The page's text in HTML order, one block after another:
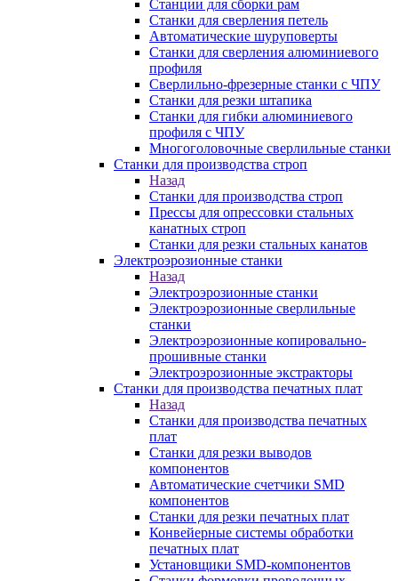
Станции для сборки рам
Станки для сверления петель
Автоматические шуруповерты
Станки для сверления алюминиевого
профиля
Сверлильно-фрезерные станки с ЧПУ
Станки для резки штапика
Станки для гибки алюминиевого
профиля с ЧПУ
Многоголовочные сверлильные станки
Станки для производства строп
Назад
Станки для производства строп
Прессы для опрессовки стальных
канатных строп
Станки для резки стальных канатов
Электроэрозионные станки
Назад
Электроэрозионные станки
Электроэрозионные сверлильные
станки
Электроэрозионные копировально-
прошивные станки
Электроэрозионные экстракторы
Станки для производства печатных плат
Назад
Станки для производства печатных
плат
Станки для резки выводов
компонентов
Автоматические счетчики SMD
компонентов
Станки для резки печатных плат
Конвейерные системы обработки
печатных плат
Установщики SMD-компонентов